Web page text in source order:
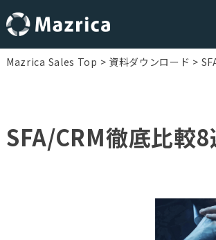
Skip
Mazrica Sales Top 資料ダウンロード
SFA/CRM徹底比較8